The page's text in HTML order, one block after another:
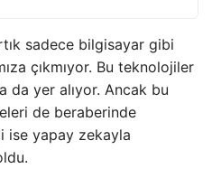
sadece bilgisayar gibi
çıkmıyor. Bu teknolojiler
da yer alıyor. Ancak bu
de beraberinde
ise yapay zekayla